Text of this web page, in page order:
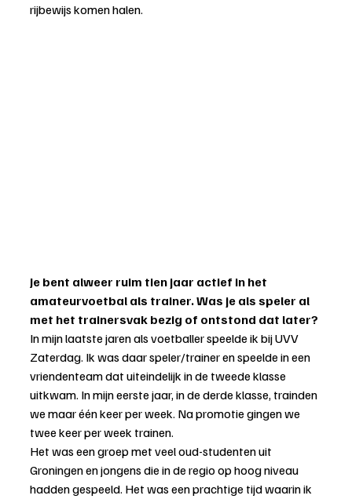
rijbewijs komen halen.
Je bent alweer ruim tien jaar actief in het
amateurvoetbal als trainer. Was je als speler al
met het trainersvak bezig of ontstond dat later?
In mijn laatste jaren als voetballer speelde ik bij UVV
Zaterdag. Ik was daar speler/trainer en speelde in een
vriendenteam dat uiteindelijk in de tweede klasse
uitkwam. In mijn eerste jaar, in de derde klasse, trainden
we maar één keer per week. Na promotie gingen we
twee keer per week trainen.
Het was een groep met veel oud-studenten uit
Groningen en jongens die in de regio op hoog niveau
hadden gespeeld. Het was een prachtige tijd waarin ik